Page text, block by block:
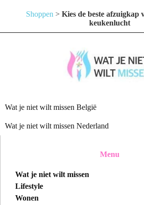
Shoppen > Kies de beste afzuigkap
keukenlucht
Wat je niet wilt missen België
Wat je niet wilt missen Nederland
Menu
Wat je niet wilt missen
Lifestyle
Wonen